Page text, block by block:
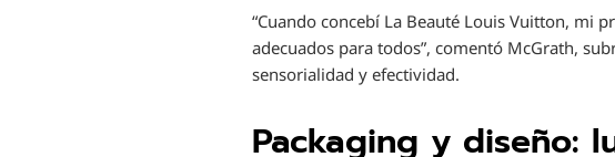
“Cuando concebí La Beauté Louis Vuitton, mi
adecuados para todos”, comentó McGrath,
sensorialidad y efectividad.
Packaging y diseño: